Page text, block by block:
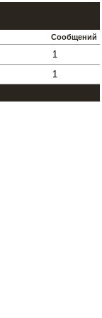
Сообщений
1
1